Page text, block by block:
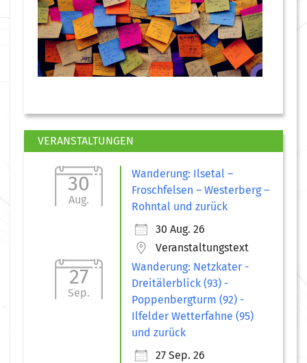
VERANSTALTUNGEN
30
Aug.
Wanderung: Ilsetal –
Froschfelsen – Westerberg –
Rohntal und zurück
30 Aug. 26
Veranstaltungstext
27
Sep.
Wanderung: Netzkater -
Dreitälerblick (93) -
Poppenbergturm (92) -
Ilfelder Wetterfahne (95)
und zurück
27 Sep. 26